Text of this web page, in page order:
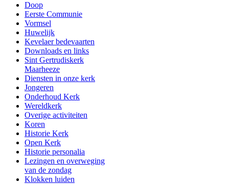
Doop
Eerste Communie
Vormsel
Huwelijk
Kevelaer bedevaarten
Downloads en links
Sint Gertrudiskerk
Maarheeze
Diensten in onze kerk
Jongeren
Onderhoud Kerk
Wereldkerk
Overige activiteiten
Koren
Historie Kerk
Open Kerk
Historie personalia
Lezingen en overweging
van de zondag
Klokken luiden